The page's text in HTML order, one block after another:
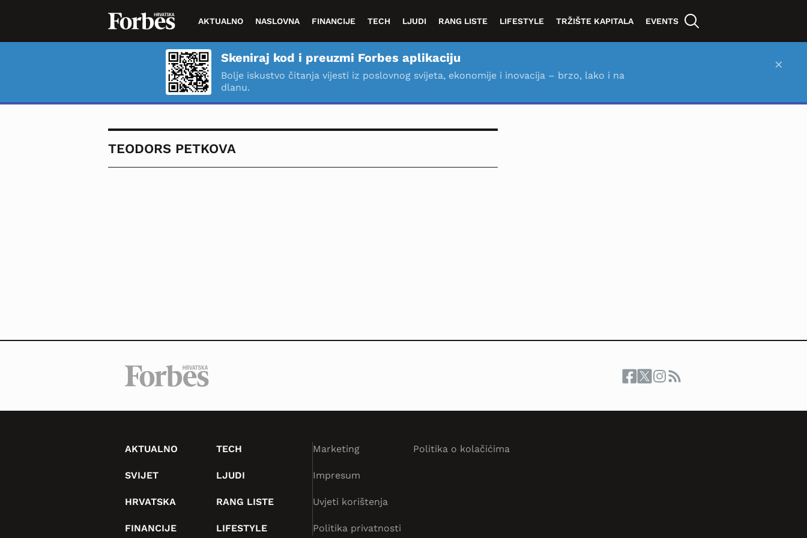
AKTUALNO NASLOVNA FINANCIJE TECH LJUDI RANG LISTE LIFESTYLE TRŽIŠTE KAPITALA EVENTS
Skeniraj kod i preuzmi Forbes aplikaciju
Bolje iskustvo čitanja vijesti iz poslovnog svijeta, ekonomije i inovacija – brzo, lako i na
dlanu.
×
TEODORS PETKOVA
AKTUALNO
SVIJET
HRVATSKA
FINANCIJE
TECH
LJUDI
RANG LISTE
LIFESTYLE
Marketing
Impresum
Uvjeti korištenja
Politika privatnosti
Politika o kolačićima